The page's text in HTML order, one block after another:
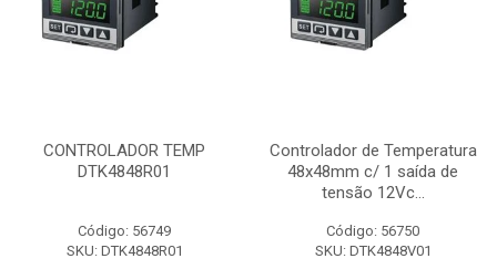
CONTROLADOR TEMP
DTK4848R01
Código: 56749
SKU: DTK4848R01
Controlador de Temperatura
48x48mm c/ 1 saída de
tensão 12Vc...
Código: 56750
SKU: DTK4848V01